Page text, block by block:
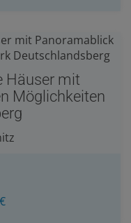
Häuser mit
Möglichkeiten